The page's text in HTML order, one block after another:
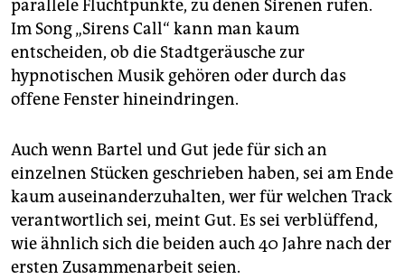
parallele Fluchtpunkte, zu denen Sirenen rufen.
Im Song „Sirens Call“ kann man kaum
entscheiden, ob die Stadtgeräusche zur
hypnotischen Musik gehören oder durch das
offene Fenster hineindringen.
Auch wenn Bartel und Gut jede für sich an
einzelnen Stücken geschrieben haben, sei am Ende
kaum auseinanderzuhalten, wer für welchen Track
verantwortlich sei, meint Gut. Es sei verblüffend,
wie ähnlich sich die beiden auch 40 Jahre nach der
ersten Zusammenarbeit seien.